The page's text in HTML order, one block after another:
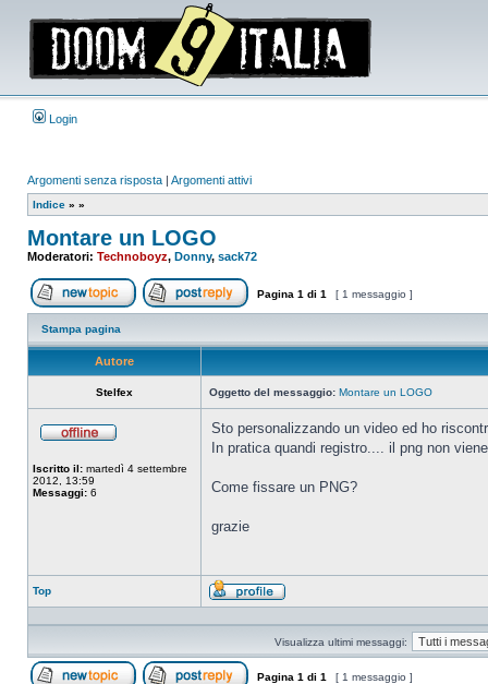
Login
Argomenti senza risposta | Argomenti attivi
Indice » »
Montare un LOGO
Moderatori: Technoboyz, Donny, sack72
Apri un nuovo argomentoRispondi all’argomento
Pagina 1 di 1 [ 1 messaggio ]
Stampa pagina
Autore
Stelfex Oggetto del messaggio: Montare un LOGO
Iscritto il: martedì 4 settembre
2012, 13:59
Messaggi: 6
Sto personalizzando un video ed ho
In pratica quandi registro.... il png non
Come fissare un PNG?
grazie
Top
Profilo
Visualizza ultimi messaggi:
Pagina 1 di 1 [ 1 messaggio ]